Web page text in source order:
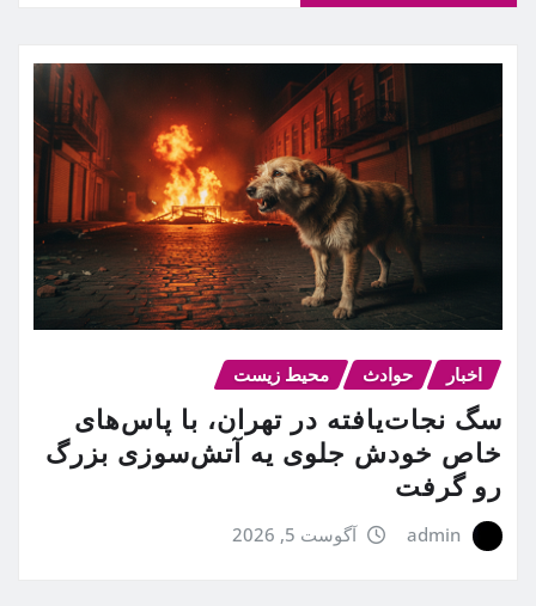
اخبار حوادث محیط زیست
سگ نجات‌یافته در تهران، با پاس‌های
خاص خودش جلوی یه آتش‌سوزی بزرگ
رو گرفت
admin آگوست 5, 2026